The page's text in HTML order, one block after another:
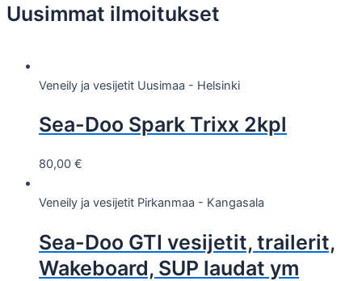
Uusimmat ilmoitukset
Veneily ja vesijetit Uusimaa - Helsinki
Sea-Doo Spark Trixx 2kpl
80,00 €
Veneily ja vesijetit Pirkanmaa - Kangasala
Sea-Doo GTI vesijetit, trailerit,
Wakeboard, SUP laudat ym